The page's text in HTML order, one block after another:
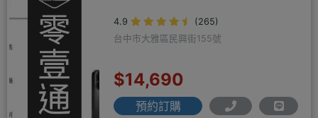
4.9
(265)
台中市大雅區民興街155號
$14,690
預約訂購